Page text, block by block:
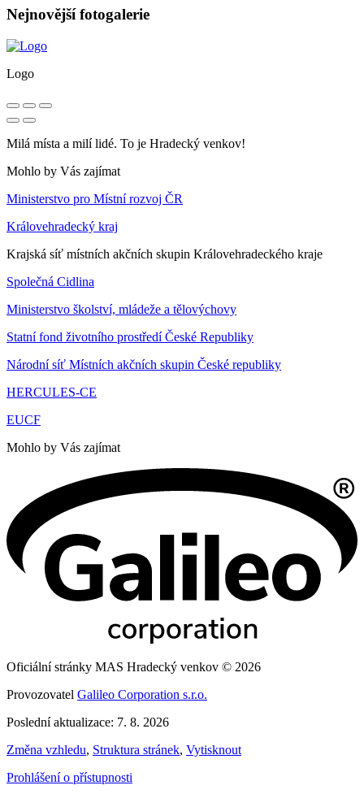
Nejnovější fotogalerie
Logo
Milá místa a milí lidé. To je Hradecký venkov!
Mohlo by Vás zajímat
Ministerstvo pro Místní rozvoj ČR
Královehradecký kraj
Krajská síť místních akčních skupin Královehradeckého kraje
Společná Cidlina
Ministerstvo školství, mládeže a tělovýchovy
Statní fond životního prostředí České Republiky
Národní síť Místních akčních skupin České republiky
HERCULES-CE
EUCF
Mohlo by Vás zajímat
Oficiální stránky MAS Hradecký venkov © 2026
Provozovatel Galileo Corporation s.r.o.
Poslední aktualizace: 7. 8. 2026
Změna vzhledu, Struktura stránek, Vytisknout
Prohlášení o přístupnosti